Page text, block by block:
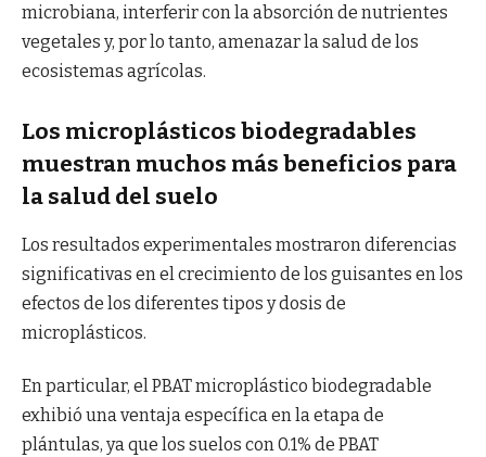
microbiana, interferir con la absorción de nutrientes
vegetales y, por lo tanto, amenazar la salud de los
ecosistemas agrícolas.
Los microplásticos biodegradables
muestran muchos más beneficios para
la salud del suelo
Los resultados experimentales mostraron diferencias
significativas en el crecimiento de los guisantes en los
efectos de los diferentes tipos y dosis de
microplásticos.
En particular, el PBAT microplástico biodegradable
exhibió una ventaja específica en la etapa de
plántulas, ya que los suelos con 0.1% de PBAT